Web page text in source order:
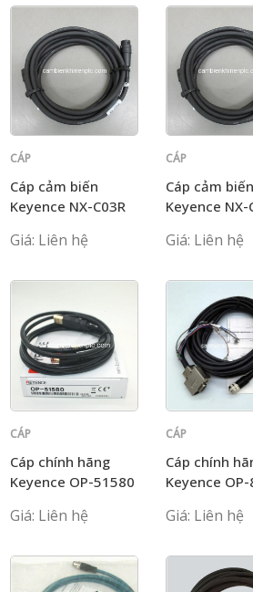
CÁP
Cáp cảm biến
Keyence NX-C03R
Giá: Liên hệ
CÁP
Cáp cảm biến
Keyence NX-
Giá: Liên hệ
CÁP
Cáp chính hãng
Keyence OP-51580
Giá: Liên hệ
CÁP
Cáp chính
Keyence
Giá: Liên hệ